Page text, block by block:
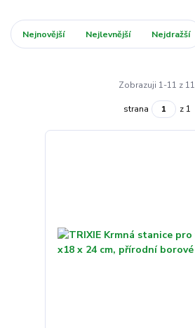
Nejnovější Nejlevnější Nejdražší
Zobrazuji 1-11 z 11
strana z 1